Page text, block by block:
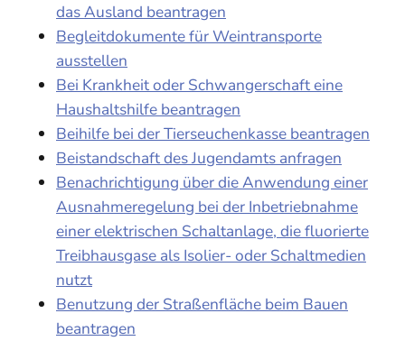
das Ausland beantragen
Begleitdokumente für Weintransporte
ausstellen
Bei Krankheit oder Schwangerschaft eine
Haushaltshilfe beantragen
Beihilfe bei der Tierseuchenkasse beantragen
Beistandschaft des Jugendamts anfragen
Benachrichtigung über die Anwendung einer
Ausnahmeregelung bei der Inbetriebnahme
einer elektrischen Schaltanlage, die fluorierte
Treibhausgase als Isolier- oder Schaltmedien
nutzt
Benutzung der Straßenfläche beim Bauen
beantragen